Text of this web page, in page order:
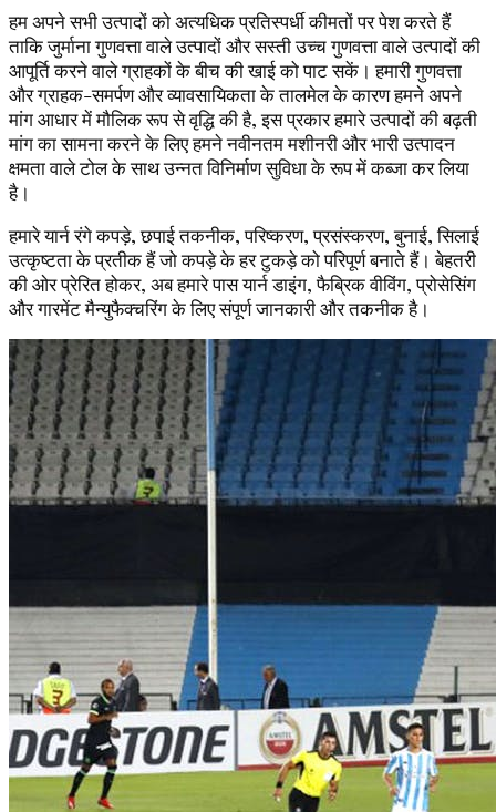
हम अपने सभी उत्पादों को अत्यधिक प्रतिस्पर्धी कीमतों पर पेश करते हैं
ताकि जुर्माना गुणवत्ता वाले उत्पादों और सस्ती उच्च गुणवत्ता वाले उत्पादों की
आपूर्ति करने वाले ग्राहकों के बीच की खाई को पाट सकें। हमारी गुणवत्ता
और ग्राहक-समर्पण और व्यावसायिकता के तालमेल के कारण हमने अपने
मांग आधार में मौलिक रूप से वृद्धि की है, इस प्रकार हमारे उत्पादों की बढ़ती
मांग का सामना करने के लिए हमने नवीनतम मशीनरी और भारी उत्पादन
क्षमता वाले टोल के साथ उन्नत विनिर्माण सुविधा के रूप में कब्जा कर लिया
है।
हमारे यार्न रंगे कपड़े, छपाई तकनीक, परिष्करण, प्रसंस्करण, बुनाई, सिलाई
उत्कृष्टता के प्रतीक हैं जो कपड़े के हर टुकड़े को परिपूर्ण बनाते हैं। बेहतरी
की ओर प्रेरित होकर, अब हमारे पास यार्न डाइंग, फैब्रिक वीविंग, प्रोसेसिंग
और गारमेंट मैन्युफैक्चरिंग के लिए संपूर्ण जानकारी और तकनीक है।